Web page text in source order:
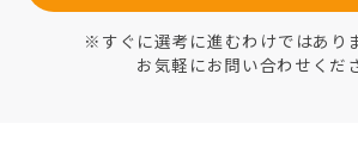
※すぐに選考に進むわけではあり
お気軽にお問い合わせくだ